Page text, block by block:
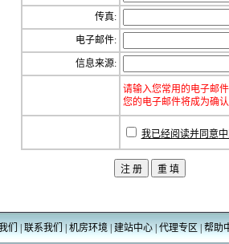
传真:
电子邮件:
信息来源:
请输入您常用的电子邮
您的电子邮件将成为确
我已经阅读并同意
们 联系我们 |机房环境| 建站中心 |代理专区| 帮助